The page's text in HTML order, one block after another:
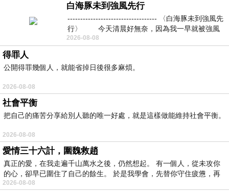
白海豚未到強風先行
----------------------------------- 〈白海豚未到強風先
行〉 今天清晨好無奈，因為我一早就被強風
2026-08-08
得罪人
公開得罪幾個人，就能省掉日後很多麻煩。
2026-08-08
社會平衡
把自己的痛苦分享給別人聽的唯一好處，就是這樣做能維持社會平衡。
2026-08-08
愛情三十六計，圍魏救趙
真正的愛，在我走遍千山萬水之後，仍然想起。 有一個人，從未攻你
的心，卻早已圍住了自己的餘生。 於是我學會，先替你守住疲憊，再
2026-08-08